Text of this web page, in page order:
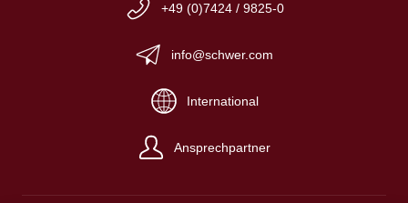
+49 (0)7424 / 9825-0
info@schwer.com
International
Ansprechpartner